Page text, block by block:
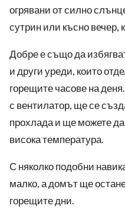
огрявани от силно
сутрин или късно вечер,
Добре е също да
и други уреди, които
горещите часове на
с вентилатор, ще се
прохлада и ще можете
висока температура.
С няколко подобни
малко, а домът ще
горещите дни.